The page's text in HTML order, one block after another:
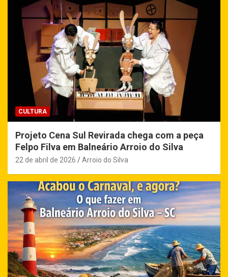
CULTURA
Projeto Cena Sul Revirada chega com a peça
Felpo Filva em Balneário Arroio do Silva
22 de abril de 2026 Arroio do Silva